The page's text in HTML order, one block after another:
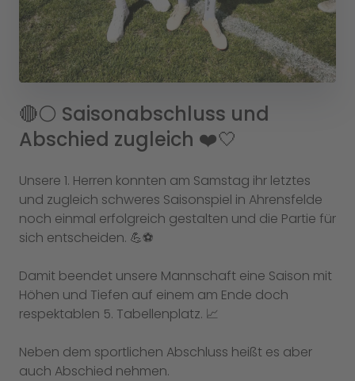
🔴⚪️ Saisonabschluss und
Abschied zugleich ❤️🤍
Unsere 1. Herren konnten am Samstag ihr letztes
und zugleich schweres Saisonspiel in Ahrensfelde
noch einmal erfolgreich gestalten und die Partie für
sich entscheiden. 💪⚽️
Damit beendet unsere Mannschaft eine Saison mit
Höhen und Tiefen auf einem am Ende doch
respektablen 5. Tabellenplatz. 📈
Neben dem sportlichen Abschluss heißt es aber
auch Abschied nehmen.